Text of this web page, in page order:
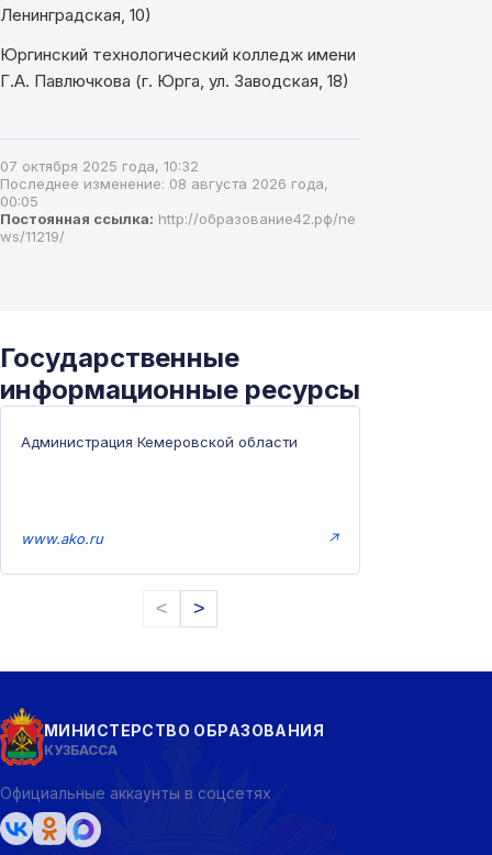
Ленинградская, 10)
Юргинский технологический колледж имени
Г.А. Павлючкова (г. Юрга, ул. Заводская, 18)
07 октября 2025 года, 10:32
Последнее изменение: 08 августа 2026 года,
00:05
Постоянная ссылка: http://образование42.рф/ne
ws/11219/
Государственные
информационные ресурсы
Администрация Кемеровской области
www.ako.ru ↗
< >
МИНИСТЕРСТВО ОБРАЗОВАНИЯ
КУЗБАССА
Официальные аккаунты в соцсетях